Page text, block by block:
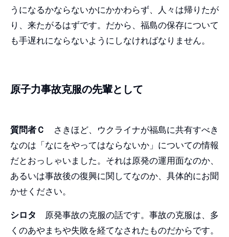
うになるかならないかにかかわらず、人々は帰りたが
り、来たがるはずです。だから、福島の保存について
も手遅れにならないようにしなければなりません。
原子力事故克服の先輩として
質問者Ｃ
さきほど、ウクライナが福島に共有すべき
なのは「なにをやってはならないか」についての情報
だとおっしゃいました。それは原発の運用面なのか、
あるいは事故後の復興に関してなのか、具体的にお聞
かせください。
シロタ 原発事故の克服の話です。事故の克服は、多
くのあやまちや失敗を経てなされたものだからです。